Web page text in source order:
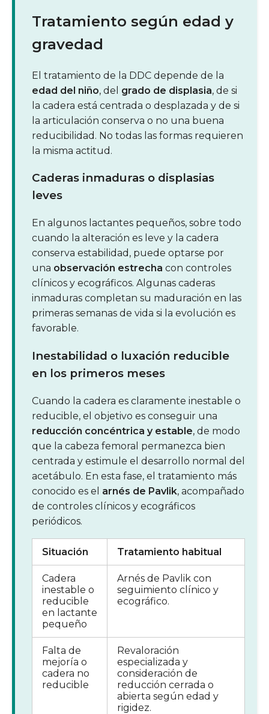
Tratamiento según edad y
gravedad
El tratamiento de la DDC depende de la
edad del niño, del grado de displasia, de si
la cadera está centrada o desplazada y de si
la articulación conserva o no una buena
reducibilidad. No todas las formas requieren
la misma actitud.
Caderas inmaduras o displasias
leves
En algunos lactantes pequeños, sobre todo
cuando la alteración es leve y la cadera
conserva estabilidad, puede optarse por
una observación estrecha con controles
clínicos y ecográficos. Algunas caderas
inmaduras completan su maduración en las
primeras semanas de vida si la evolución es
favorable.
Inestabilidad o luxación reducible
en los primeros meses
Cuando la cadera es claramente inestable o
reducible, el objetivo es conseguir una
reducción concéntrica y estable, de modo
que la cabeza femoral permanezca bien
centrada y estimule el desarrollo normal del
acetábulo. En esta fase, el tratamiento más
conocido es el arnés de Pavlik, acompañado
de controles clínicos y ecográficos
periódicos.
Situación Tratamiento habitual
Cadera
inestable o
reducible
en lactante
pequeño
Arnés de Pavlik con
seguimiento clínico y
ecográfico.
Falta de
mejoría o
cadera no
reducible
Revaloración
especializada y
consideración de
reducción cerrada o
abierta según edad y
rigidez.